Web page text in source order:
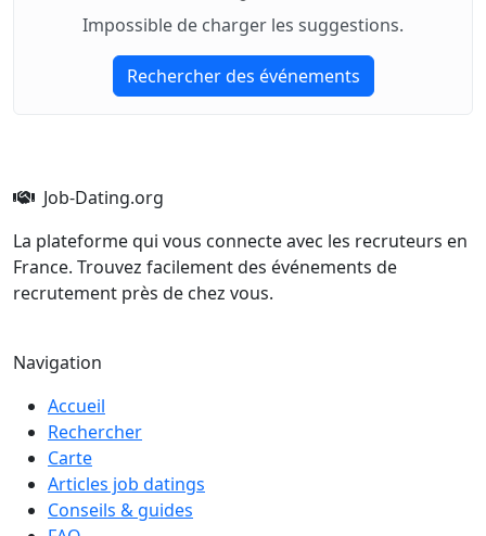
Impossible de charger les suggestions.
Rechercher des événements
Job-Dating.org
La plateforme qui vous connecte avec les recruteurs en
France. Trouvez facilement des événements de
recrutement près de chez vous.
Navigation
Accueil
Rechercher
Carte
Articles job datings
Conseils & guides